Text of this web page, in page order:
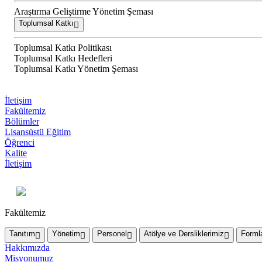
Araştırma Geliştirme Yönetim Şeması
Toplumsal Katkı
Toplumsal Katkı Politikası
Toplumsal Katkı Hedefleri
Toplumsal Katkı Yönetim Şeması
İletişim
Fakültemiz
Bölümler
Lisansüstü Eğitim
Öğrenci
Kalite
İletişim
Fakültemiz
Tanıtım Yönetim Personel Atölye ve Dersliklerimiz
Hakkımızda
Misyonumuz